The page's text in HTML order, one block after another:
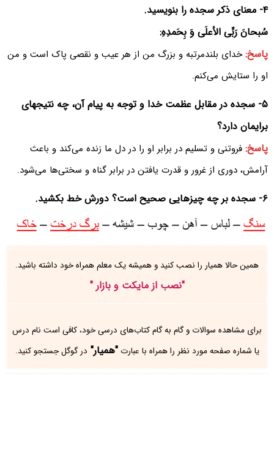
۴- معنای ذکر سجده را بنویسید.
سُبحانَ رَبِّی الأعلَی وَ بِحَمدِهِ:
پاسخ:خدای بلندمرتبه و بزرگ من از هر عیب و نقصی پاک است و من
او را ستایش می‌کنم.
۵- سجده در مقابل عظمت خدا و توجه به پیام آن، چه نتیجهای
برایمان دارد؟
پاسخ: فروتنی و تسلیم در برابر او را در دل ما زنده می‌کند و باعث
آرامش، دوری از غرور و قدرت یافتن در برابر گناه و سختی‌ها می‌شود.
۶- سجده بر چه چیزهایی صحیح است؟ دورش خط بکشید.
همین حالا همیار را نصب کنید و همیشه یک معلم همراه خود داشته باشید.
"نصب از مایکت و بازار"
برای مشاهده سوالات و گام به گام کتاب‌های درسی خود، کافی است نام درس
یا شماره صفحه مورد نظر را همراه با عبارت"همیار" در گوگل جستجو کنید.